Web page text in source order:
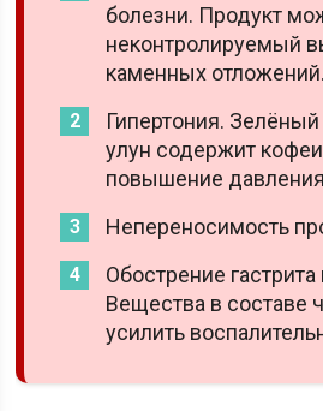
болезни. Продукт
неконтролируемый
каменных отложений.
Гипертония.
улун содержит
повышение
Непереносимость
Обострение
Вещества в составе
усилить